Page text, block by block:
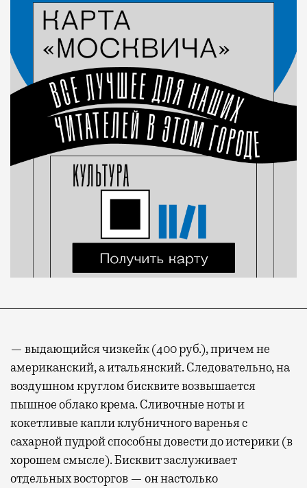
— выдающийся чизкейк (400 руб.), причем не
американский, а итальянский. Следовательно, на
воздушном круглом бисквите возвышается
пышное облако крема. Сливочные ноты и
кокетливые капли клубничного варенья с
сахарной пудрой способны довести до истерики (в
хорошем смысле). Бисквит заслуживает
отдельных восторгов — он настолько